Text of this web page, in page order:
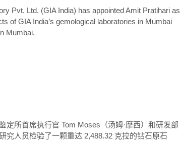
Pvt. Ltd. (GIA India) has appointed Amit Pratihari as
of GIA India’s gemological laboratories in Mumbai
Mumbai.
定所首席执行官 Tom Moses（汤姆·摩西）和研发部
究人员检验了一颗重达 2,488.32 克拉的钻石原石